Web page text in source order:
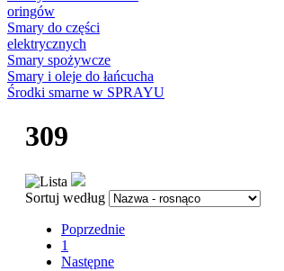
oringów
Smary do części
elektrycznych
Smary spożywcze
Smary i oleje do łańcucha
Środki smarne w SPRAYU
309
Sortuj według
Poprzednie
1
Następne